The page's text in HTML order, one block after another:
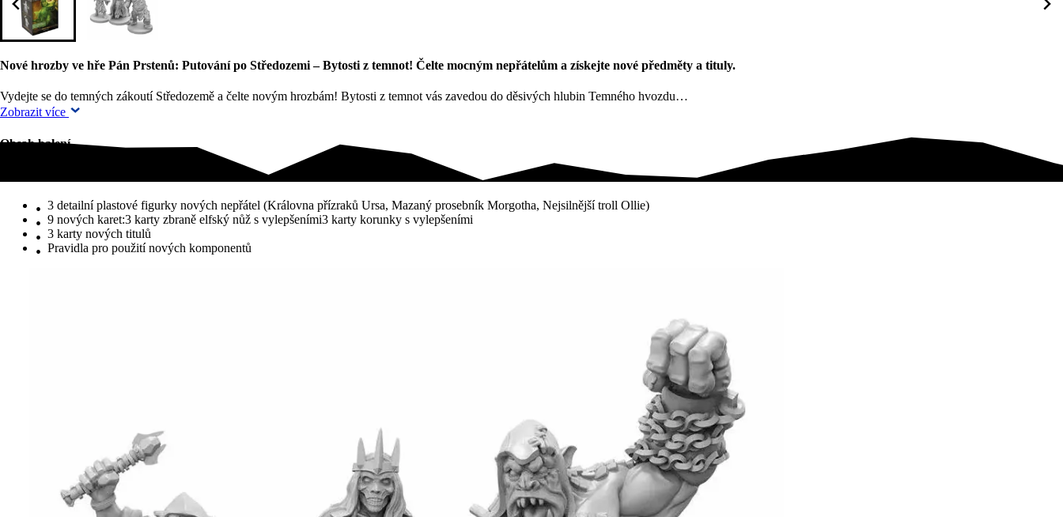
Nové hrozby ve hře Pán Prstenů: Putování po Středozemi – Bytosti z temnot! Čelte mocným nepřátelům a získejte nové předměty a tituly.
Vydejte se do temných zákoutí Středozemě a čelte novým hrozbám! Bytosti z temnot vás zavedou do děsivých hlubin Temného hvozdu…
Zobrazit více
Obsah balení
3 detailní plastové figurky nových nepřátel (Královna přízraků Ursa, Mazaný prosebník Morgotha, Nejsilnější troll Ollie)
9 nových karet:3 karty zbraně elfský nůž s vylepšeními3 karty korunky s vylepšeními
3 karty nových titulů
Pravidla pro použití nových komponentů